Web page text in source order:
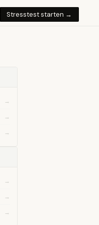
Stresstest starten →